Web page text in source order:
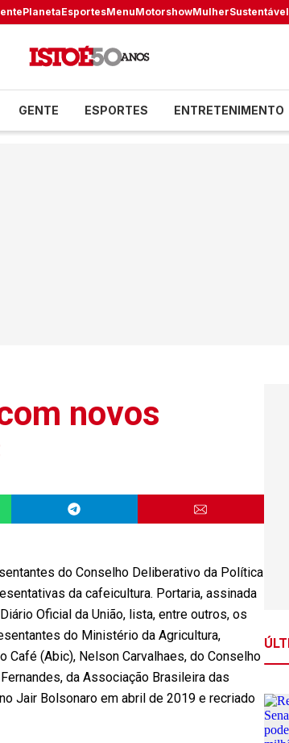
PlanetaEsportesMenuMotorshowMulherSustentável
GENTE ESPORTES ENTRETENIMENTO
novos
do Conselho Deliberativo da Política
da cafeicultura. Portaria, assinada
Oficial da União, lista, entre outros, os
do Ministério da Agricultura,
Café (Abic), Nelson Carvalhaes, do Conselho
da Associação Brasileira das
Jair Bolsonaro em abril de 2019 e recriado